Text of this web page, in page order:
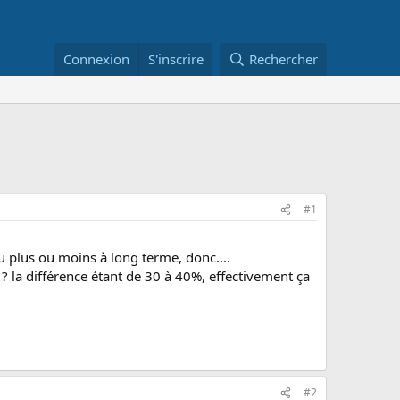
Connexion S'inscrire Rechercher
#1
plus ou moins à long terme, donc....
la différence étant de 30 à 40%, effectivement ça
#2